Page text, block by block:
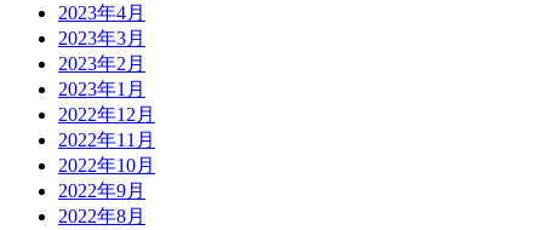
2023年4月
2023年3月
2023年2月
2023年1月
2022年12月
2022年11月
2022年10月
2022年9月
2022年8月